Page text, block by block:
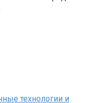
технологии и